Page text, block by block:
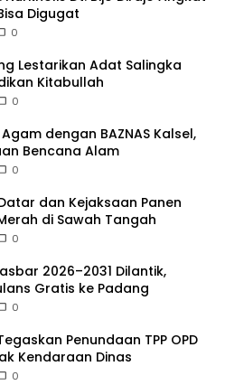
Digugat
0
Lestarikan Adat Salingka
Kitabullah
0
Agam dengan BAZNAS Kalsel,
Bencana Alam
0
dan Kejaksaan Panen
di Sawah Tangah
0
2026–2031 Dilantik,
Gratis ke Padang
0
Penundaan TPP OPD
Kendaraan Dinas
0